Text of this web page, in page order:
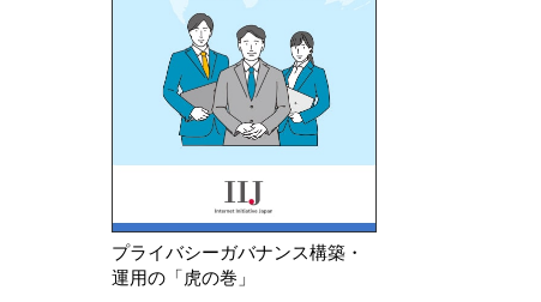
外部送信規律対応とは？
プライバシーガバナンス構築・
運用の「虎の巻」